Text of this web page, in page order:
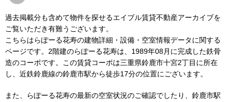
過去掲載分も含めて物件を探せるエイブル賃貸不動産アーカイブを
ご覧いただき有難うございます。
こちらはらぽーる花寿の建物詳細・設備・空室情報データに関する
ページです。2階建のらぽーる花寿は、1989年08月に完成した鉄骨
造のコーポです。この賃貸コーポは三重県鈴鹿市十宮2丁目に所在
し、近鉄鈴鹿線の鈴鹿市駅から徒歩17分の位置にございます。
また、らぽーる花寿の最新の空室状況のご確認でしたり、鈴鹿市駅